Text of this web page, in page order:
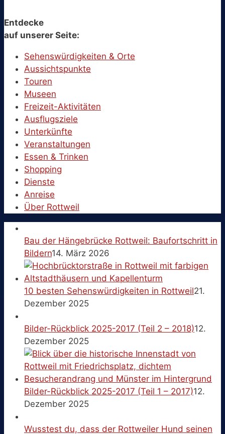
Entdecke
auf unserer Seite:
Sehenswürdigkeiten & Orte
Aussichtspunkte
Touren
Museen
Freizeit-Aktivitäten
Ausflugsziele
Unterkünfte
Veranstaltungen
Essen & Trinken
Shopping
Dienste
Anreise
Über Rottweil
Bau der Hängebrücke Rottweil: Baufortschritt in
Bildern14. März 2026
10 besten Sehenswürdigkeiten in Rottweil21.
Dezember 2025
Bilder-Rückblick 2025-2017 (Teil 2 – 2018)12.
Dezember 2025
Bilder-Rückblick 2025-2017 (Teil 1 – 2017)12.
Dezember 2025
Wusstest du, dass der Rottweiler Hund seinen